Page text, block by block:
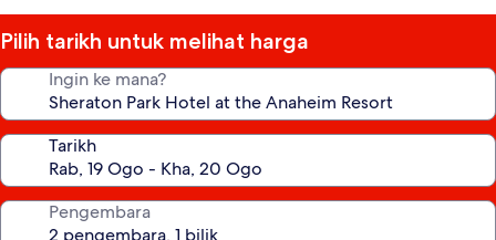
Pilih tarikh untuk melihat harga
Ingin ke mana?
Tarikh
Pengembara